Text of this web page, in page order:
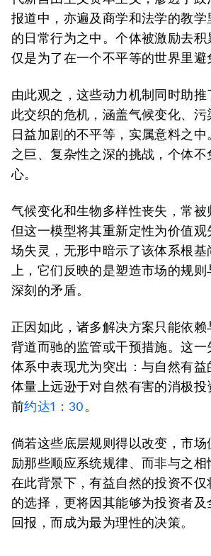
报道中，亦遍及商学和法学的教学
的日常行为之中。个体被激励去积
仅是为了在一个不平等的世界里避
由此观之，这些动力机制同时助推
此交织的危机，涵盖气候变化、污
日益加剧的不平等，实属意料之
之巨、复杂性之深的挑战，个体不
心。
气候变化和生物多样性丧失，常被
但这一模型将其重新定性为价值观
场失灵，无形中暗示了该体系根基
上，它们反映的是塑造市场的规
深刻的矛盾。
正因如此，诸多解决方案只能依赖
背道而驰的监管或干预措施。这一
体系中表现尤为突出：与自然有益
体量上远逊于对自然有害的消极投
前约达1：30。
倘若这些底层规则得以改变，市场
励那些顺应系统规律、而非与之相
在此背景下，有益自然的投资不仅
的选择，更将因其能够为投资者
回报，而成为最为理性的决策。